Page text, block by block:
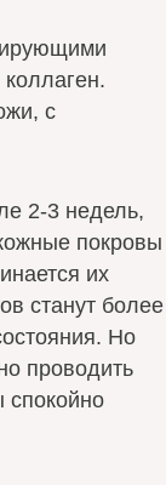
с
2-3 недель,
покровы
их
станут более
Но
проводить
спокойно